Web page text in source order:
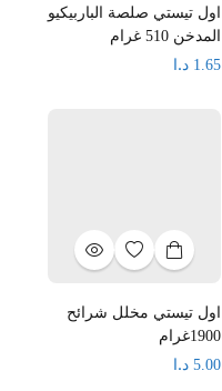
اول تيستي صلصة الباربيكيو
المدخن 510 غرام
1.65 د.ا
اول تيستي مخلل شرائح
1900غرام
5.00 د.ا